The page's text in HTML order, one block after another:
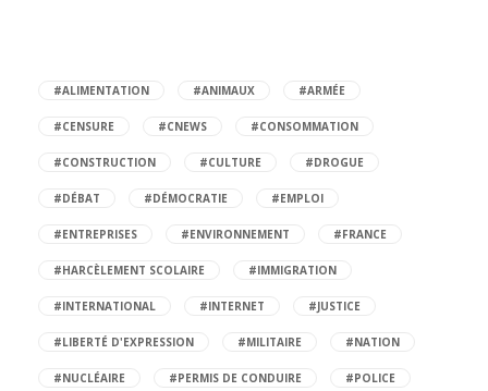
#ALIMENTATION #ANIMAUX #ARMÉE
#CENSURE #CNEWS #CONSOMMATION
#CONSTRUCTION #CULTURE #DROGUE
#DÉBAT #DÉMOCRATIE #EMPLOI
#ENTREPRISES #ENVIRONNEMENT #FRANCE
#HARCÈLEMENT SCOLAIRE #IMMIGRATION
#INTERNATIONAL #INTERNET #JUSTICE
#LIBERTÉ D'EXPRESSION #MILITAIRE #NATION
#NUCLÉAIRE #PERMIS DE CONDUIRE #POLICE